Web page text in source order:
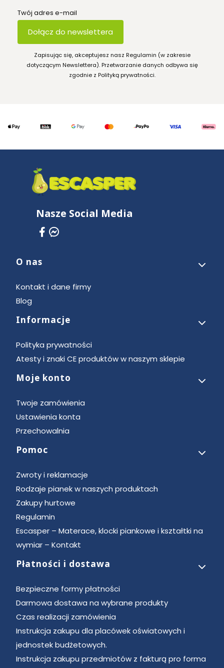
Twój adres e-mail
Dołącz do newslettera
Zapisując się, akceptujesz nasz Regulamin (w zakresie
dotyczącym Newslettera). Przetwarzanie danych odbywa się
zgodnie z Polityką prywatności.
Nasze Social Media
Linki w stopce
O nas
Kontakt i dane firmy
Blog
Informacje
Polityka prywatności
Atesty i znaki CE produktów w naszym sklepie
Moje konto
Twoje zamówienia
Ustawienia konta
Przechowalnia
Pomoc
Zwroty i reklamacje
Rodzaje pianek w naszych produktach
Zakupy hurtowe
Regulamin
Escasper – Materace, klocki piankowe i kształtki na
wymiar – Kontakt
Płatności i dostawa
Bezpieczne formy płatności
Darmowa dostawa na wybrane produkty
Czas realizacji zamówienia
Instrukcja zakupu dla placówek oświatowych i
jednostek budżetowych.
Instrukcja zakupu przedmiotów z fakturą pro forma